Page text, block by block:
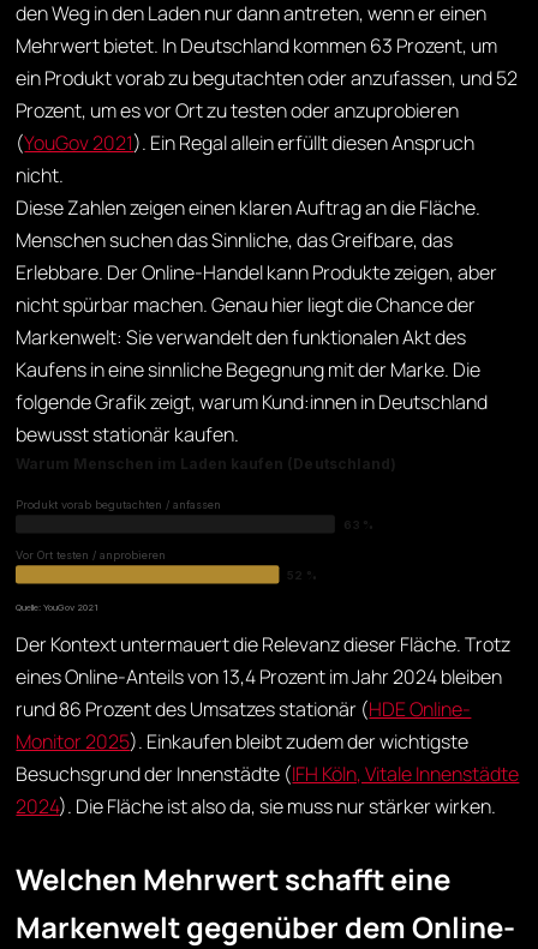
den Weg in den Laden nur dann antreten, wenn er einen
Mehrwert bietet. In Deutschland kommen 63 Prozent, um
ein Produkt vorab zu begutachten oder anzufassen, und 52
Prozent, um es vor Ort zu testen oder anzuprobieren
(YouGov 2021). Ein Regal allein erfüllt diesen Anspruch
nicht.
Diese Zahlen zeigen einen klaren Auftrag an die Fläche.
Menschen suchen das Sinnliche, das Greifbare, das
Erlebbare. Der Online-Handel kann Produkte zeigen, aber
nicht spürbar machen. Genau hier liegt die Chance der
Markenwelt: Sie verwandelt den funktionalen Akt des
Kaufens in eine sinnliche Begegnung mit der Marke. Die
folgende Grafik zeigt, warum Kund:innen in Deutschland
bewusst stationär kaufen.
Warum Menschen im Laden kaufen (Deutschland)
Produkt vorab begutachten / anfassen
63 %
Vor Ort testen / anprobieren
52 %
Quelle: YouGov 2021
Der Kontext untermauert die Relevanz dieser Fläche. Trotz
eines Online-Anteils von 13,4 Prozent im Jahr 2024 bleiben
rund 86 Prozent des Umsatzes stationär (HDE Online-
Monitor 2025). Einkaufen bleibt zudem der wichtigste
Besuchsgrund der Innenstädte (IFH Köln, Vitale Innenstädte
2024). Die Fläche ist also da, sie muss nur stärker wirken.
Welchen Mehrwert schafft eine
Markenwelt gegenüber dem Online-